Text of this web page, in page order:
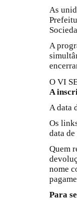
As
A
O VI
A
A data
Os
data
Quem
nome
Para